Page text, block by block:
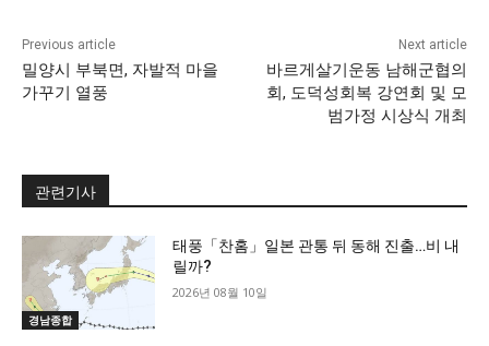
Previous article
밀양시 부북면, 자발적 마을
가꾸기 열풍
Next article
바르게살기운동 남해군협의
회, 도덕성회복 강연회 및 모
범가정 시상식 개최
관련기사
경남종합
태풍「찬홈」일본 관통 뒤 동해 진출…비 내
릴까?
2026년 08월 10일